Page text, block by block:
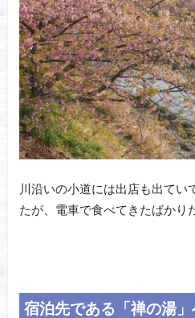
川沿いの小道には出店も出てい
たが、電車で食べてきたばかり
宿泊先である「禅の湯」